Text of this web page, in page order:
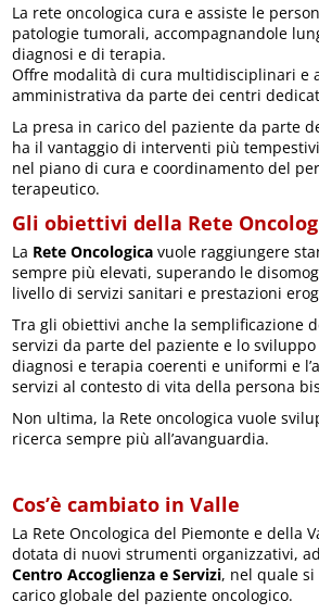
La rete oncologica cura e assiste le
patologie tumorali, accompagnandole
diagnosi e di terapia.
Offre modalità di cura multidisciplinari e
amministrativa da parte dei centri
La presa in carico del paziente da parte
ha il vantaggio di interventi più
nel piano di cura e coordinamento del
terapeutico.
Gli obiettivi della Rete
La Rete Oncologica vuole raggiungere
sempre più elevati, superando le
livello di servizi sanitari e prestazioni
Tra gli obiettivi anche la semplificazione
servizi da parte del paziente e lo
diagnosi e terapia coerenti e uniformi e
servizi al contesto di vita della persona
Non ultima, la Rete oncologica vuole
ricerca sempre più all’avanguardia.
Cos’è cambiato in Valle
La Rete Oncologica del Piemonte e della
dotata di nuovi strumenti organizzativi,
Centro Accoglienza e Servizi, nel quale
carico globale del paziente oncologico.